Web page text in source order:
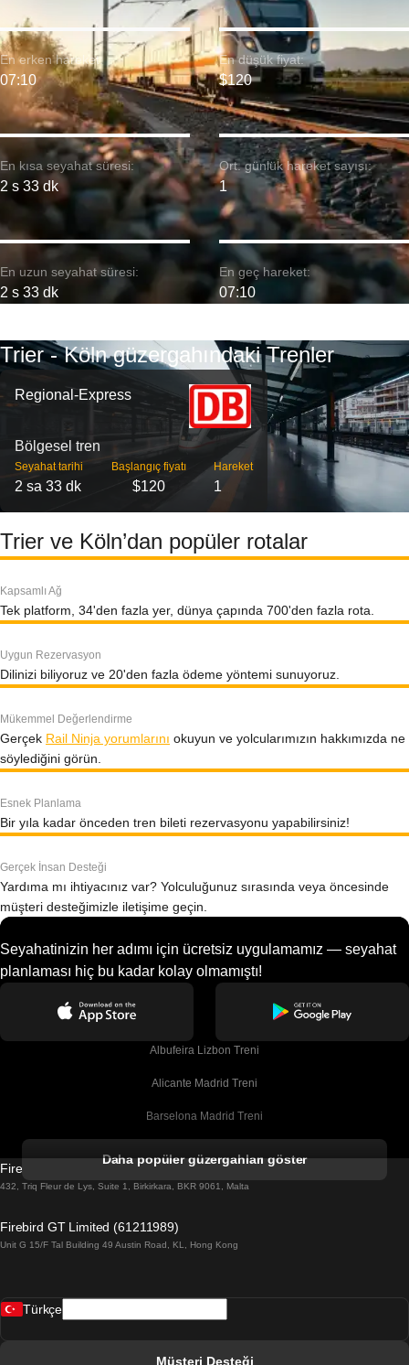
En kısa seyahat süresi:
2 s 33 dk
En erken hareket:
07:10
En uzun seyahat süresi:
2 s 33 dk
En düşük fiyat:
$120
Ort. günlük hareket sayısı:
1
En geç hareket:
07:10
Trier - Köln güzergahındaki Trenler
Regional-Express
Bölgesel tren
Seyahat tarihi
2 sa 33 dk
Başlangıç ​​fiyatı
$120
Hareket
1
Trier ve Köln’dan popüler rotalar
Kapsamlı Ağ
Tek platform, 34'den fazla yer, dünya çapında 700'den fazla rota.
Uygun Rezervasyon
Dilinizi biliyoruz ve 20'den fazla ödeme yöntemi sunuyoruz.
Mükemmel Değerlendirme
Gerçek Rail Ninja yorumlarını okuyun ve yolcularımızın hakkımızda ne
söylediğini görün.
Esnek Planlama
Bir yıla kadar önceden tren bileti rezervasyonu yapabilirsiniz!
Gerçek İnsan Desteği
Yardıma mı ihtiyacınız var? Yolculuğunuz sırasında veya öncesinde
müşteri desteğimizle iletişime geçin.
Seyahatinizin her adımı için ücretsiz uygulamamız — seyahat
planlaması hiç bu kadar kolay olmamıştı!
Albufeira Lizbon Treni
Alicante Madrid Treni
Barselona Madrid Treni
Barselona Sevilla Treni
Belfast Dublin Treni
Daha popüler güzergahları göster
Firebird GT Limited (OC 1451)
432, Triq Fleur de Lys, Suite 1, Birkirkara, BKR 9061, Malta
Firebird GT Limited (61211989)
Unit G 15/F Tal Building 49 Austin Road, KL, Hong Kong
Türkçe
Müşteri Desteği